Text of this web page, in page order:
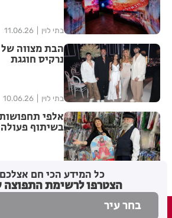
בתי לוין 11.06.26
הבת מצווה
נרקיס חוגגת
בתי לוין 10.06.26
אלפי
בשיתוף
כל המידע הכי חם אצלכם
הצטרפו לרשימת התפוצה